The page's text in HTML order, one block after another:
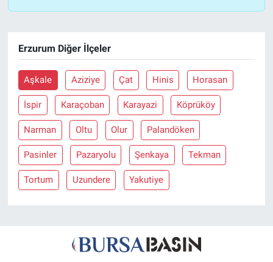
Erzurum Diğer İlçeler
Aşkale Aziziye Çat Hinis Horasan
İspir Karaçoban Karayazi Köprüköy
Narman Oltu Olur Palandöken
Pasinler Pazaryolu Şenkaya Tekman
Tortum Uzundere Yakutiye
Spor
Nöbetçi Eczaneler